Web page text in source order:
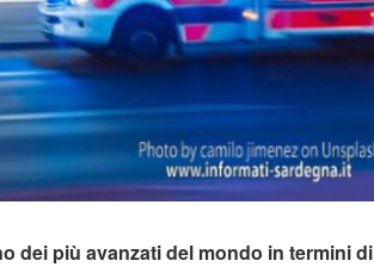
dei più avanzati del mondo in termini di